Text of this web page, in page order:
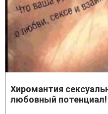
Хиромантия
любовный потенциал!